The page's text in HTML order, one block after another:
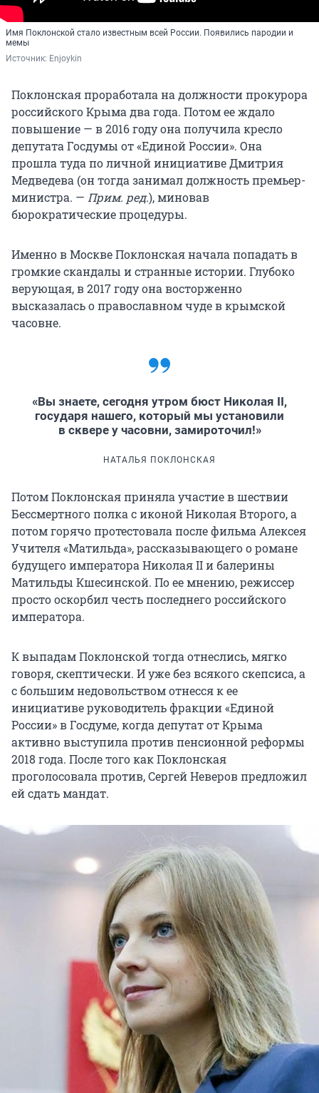
Имя Поклонской стало известным всей России. Появились пародии и
мемы
Источник: Enjoykin
Поклонская проработала на должности прокурора
российского Крыма два года. Потом ее ждало
повышение — в 2016 году она получила кресло
депутата Госдумы от «Единой России». Она
прошла туда по личной инициативе Дмитрия
Медведева (он тогда занимал должность премьер-
министра. — Прим. ред.), миновав
бюрократические процедуры.
Именно в Москве Поклонская начала попадать в
громкие скандалы и странные истории. Глубоко
верующая, в 2017 году она восторженно
высказалась о православном чуде в крымской
часовне.
«Вы знаете, сегодня утром бюст Николая II,
государя нашего, который мы установили
в сквере у часовни, замироточил!»
НАТАЛЬЯ ПОКЛОНСКАЯ
Потом Поклонская приняла участие в шествии
Бессмертного полка с иконой Николая Второго, а
потом горячо протестовала после фильма Алексея
Учителя «Матильда», рассказывающего о романе
будущего императора Николая II и балерины
Матильды Кшесинской. По ее мнению, режиссер
просто оскорбил честь последнего российского
императора.
К выпадам Поклонской тогда отнеслись, мягко
говоря, скептически. И уже без всякого скепсиса, а
с большим недовольством отнесся к ее
инициативе руководитель фракции «Единой
России» в Госдуме, когда депутат от Крыма
активно выступила против пенсионной реформы
2018 года. После того как Поклонская
проголосовала против, Сергей Неверов предложил
ей сдать мандат.